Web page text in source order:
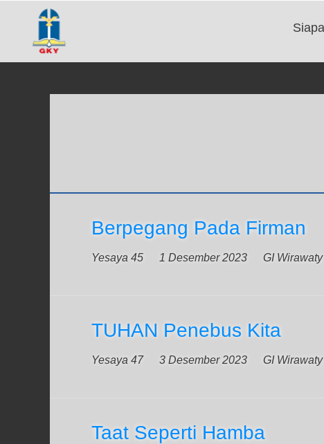
Berpegang Pada Firman
Yesaya 45 1 Desember 2023 GI
TUHAN Penebus Kita
Yesaya 47 3 Desember 2023 GI
Taat Seperti Hamba